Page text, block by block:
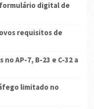
digital de
requisitos de
AP-7, B-23 e C-32 a
limitado no